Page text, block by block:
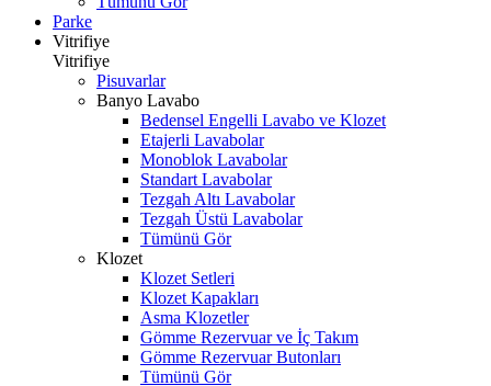
Parke
Vitrifiye
Vitrifiye
Pisuvarlar
Banyo Lavabo
Bedensel Engelli Lavabo ve Klozet
Etajerli Lavabolar
Monoblok Lavabolar
Standart Lavabolar
Tezgah Altı Lavabolar
Tezgah Üstü Lavabolar
Tümünü Gör
Klozet
Klozet Setleri
Klozet Kapakları
Asma Klozetler
Gömme Rezervuar ve İç Takım
Gömme Rezervuar Butonları
Tümünü Gör